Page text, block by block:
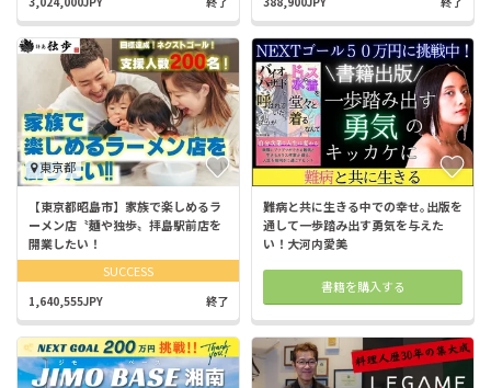
東京都
【東京都昭島市】家族で楽しめるラ
ーメン店〝麺や独歩〟拝島駅前店を
開業したい！
SUCCESS
1,640,555JPY 終了
難病と共に生きる中での幸せ｡出版を
通して一歩踏み出す勇気を与えた
い！大河内愛美
書籍を購入する